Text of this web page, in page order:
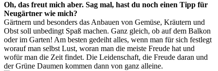
Oh, das freut mich aber. Sag mal, hast du noch einen Tipp für
Neugärtner wie mich?
Gärtnern und besonders das Anbauen von Gemüse, Kräutern und
Obst soll unbedingt Spaß machen. Ganz gleich, ob auf dem Balkon
oder im Garten! Am besten gedeiht alles, wenn man für sich festlegt
worauf man selbst Lust, woran man die meiste Freude hat und
wofür man die Zeit findet. Die Leidenschaft, die Freude daran und
der Grüne Daumen kommen dann von ganz alleine.